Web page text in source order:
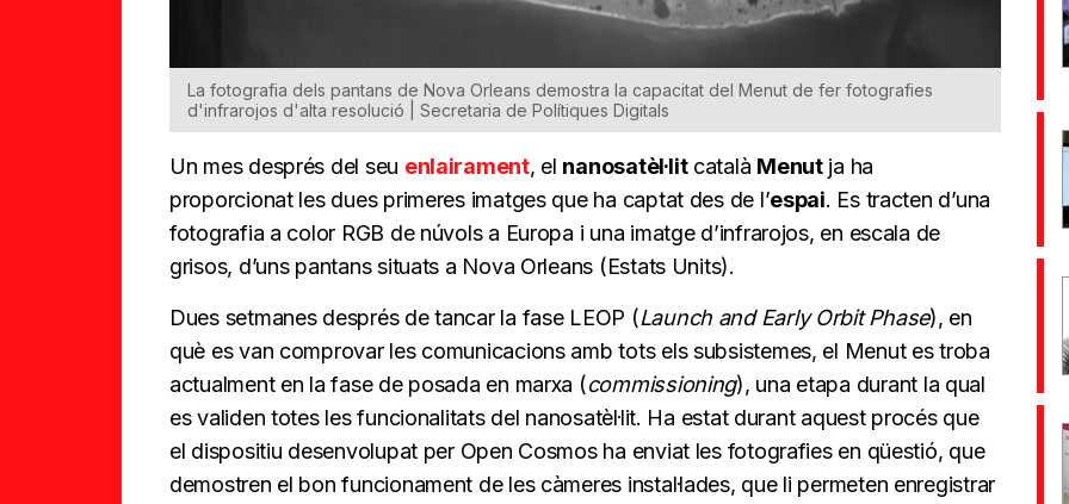
La fotografia dels pantans de Nova Orleans demostra la capacitat del Menut de fer fotografies
d'infrarojos d'alta resolució | Secretaria de Polítiques Digitals
Un mes després del seu enlairament, el nanosatèl·litcatalà Menutja ha
proporcionat les dues primeres imatges que ha captat des de l’espai. Es tracten d’una
fotografia a color RGB de núvols a Europa i una imatge d’infrarojos, en escala de
grisos, d’uns pantans situats a Nova Orleans (Estats Units).
Dues setmanes després de tancar la fase LEOP (Launch and Early Orbit Phase), en
què es van comprovar les comunicacions amb tots els subsistemes, el Menut es troba
actualment en la fase de posada en marxa (commissioning), una etapa durant la qual
es validen totes les funcionalitats del nanosatèl·lit. Ha estat durant aquest procés que
el dispositiu desenvolupat per Open Cosmos ha enviat les fotografies en qüestió, que
demostren el bon funcionament de les càmeres instal·lades, que li permeten enregistrar